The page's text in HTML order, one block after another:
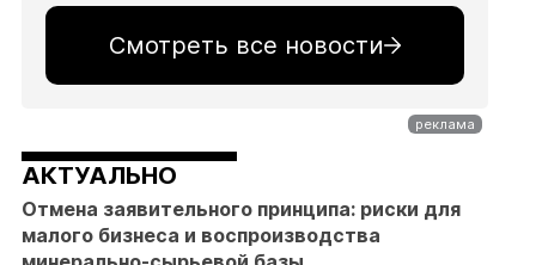
Смотреть все новости
АКТУАЛЬНО
Отмена заявительного принципа: риски для
малого бизнеса и воспроизводства